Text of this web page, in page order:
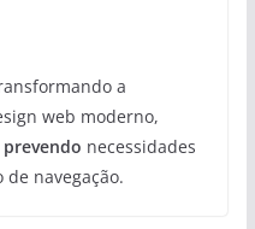
a
web moderno,
prevendo necessidades
navegação.